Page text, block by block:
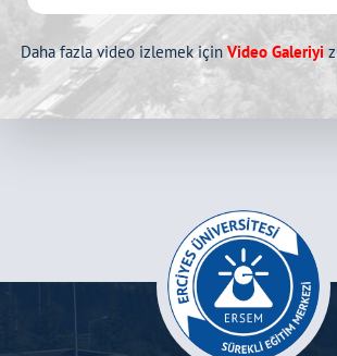
Daha fazla video izlemek için Video Galeriyi